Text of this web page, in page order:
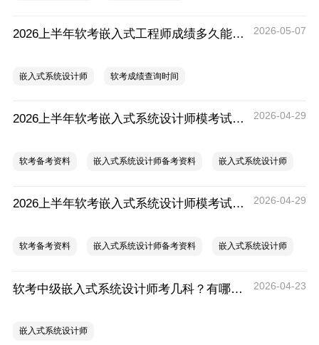
2026上半年软考嵌入式工程师成绩多久能出？2026上半年嵌入式系统设计师成绩查询时间 2026-05-07
嵌入式系统设计师 软考成绩查询时间
2026上半年软考嵌入式系统设计师模考试卷（应用技术） 2026-04-29
软考备考资料 嵌入式系统设计师备考资料 嵌入式系统设计师
2026上半年软考嵌入式系统设计师模考试卷（基础知识） 2026-04-29
软考备考资料 嵌入式系统设计师备考资料 嵌入式系统设计师
软考中级嵌入式系统设计师考几科？有哪些内容？ 2026-04-23
嵌入式系统设计师